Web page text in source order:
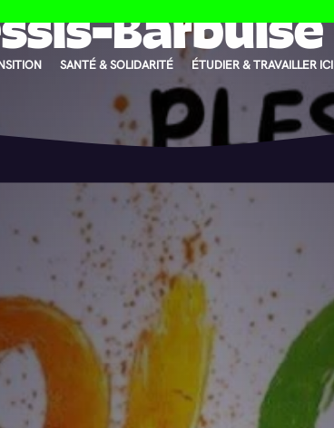
SANTÉ & SOLIDARITÉ ÉTUDIER & TRAVAILLER ICI
Barbuise